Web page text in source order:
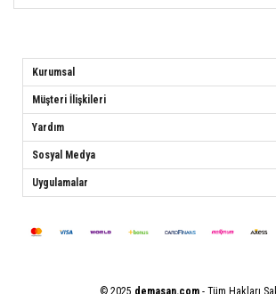
Kurumsal
Müşteri İlişkileri
Yardım
Sosyal Medya
Uygulamalar